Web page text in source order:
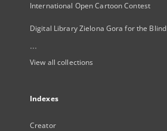
International Open Cartoon Contest
Digital Library Zielona Gora for the Blind
...
View all collections
Indexes
Creator